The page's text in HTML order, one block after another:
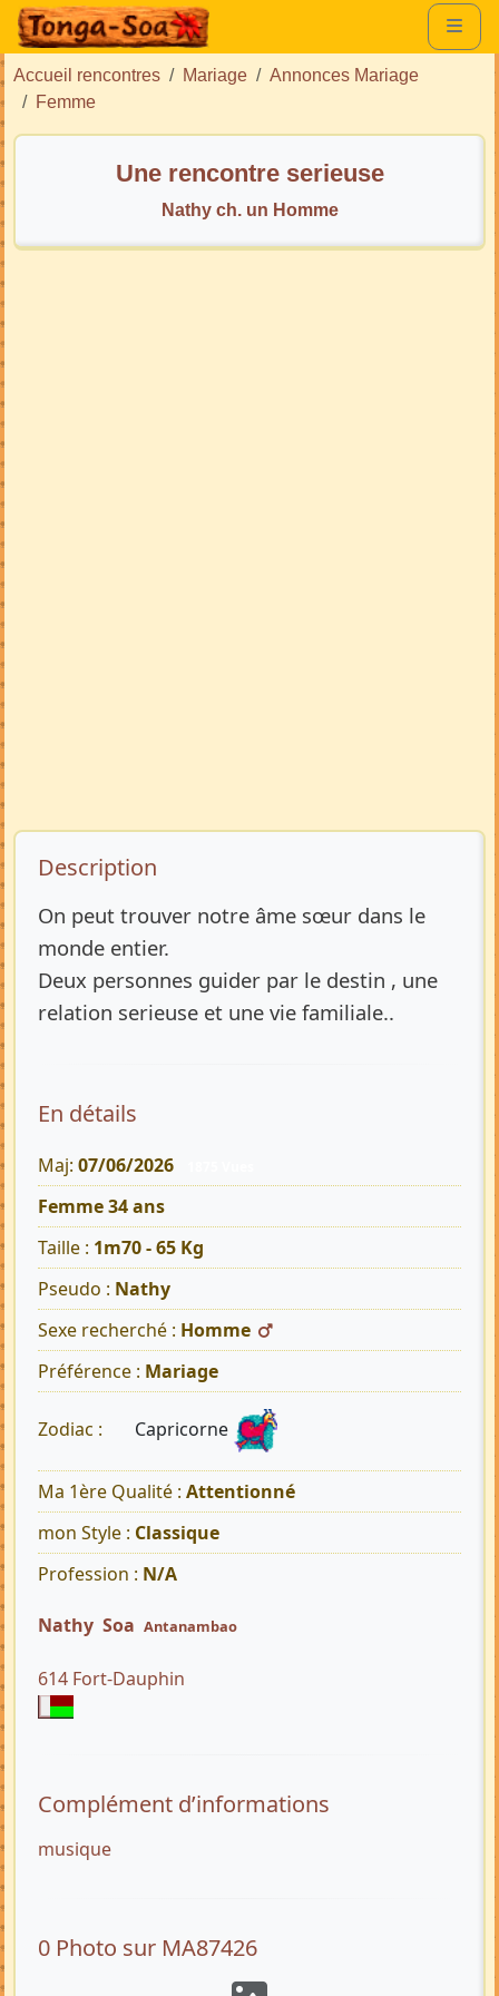
Accueil rencontres Mariage
Annonces Mariage
Femme
Une rencontre serieuse
Nathy ch. un Homme
Description de l’annonce
Description
On peut trouver notre âme sœur dans le
monde entier.
Deux personnes guider par le destin , une
relation serieuse et une vie familiale..
En détails
Maj: 07/06/2026
Femme 34 ans
Taille : 1m70 - 65 Kg
Pseudo : Nathy
Sexe recherché : Homme
Préférence : Mariage
Zodiac : Capricorne
Ma 1ère Qualité : Attentionné
mon Style : Classique
Profession : N/A
Nathy Soa Antanambao
614 Fort-Dauphin
Complément d’informations
musique
0 Photo sur MA87426